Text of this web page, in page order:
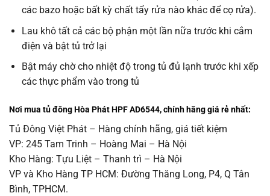
các bazo hoặc bất kỳ chất tẩy rửa nào khác để cọ rửa).
Lau khô tất cả các bộ phận một lần nữa trước khi cắm
điện và bật tủ trở lại
Bật máy chờ cho nhiệt độ trong tủ đủ lạnh trước khi xếp
các thực phẩm vào trong tủ
Nơi mua tủ đông Hòa Phát HPF AD6544, chính hãng giá rẻ nhất:
Tủ Đông Việt Phát – Hàng chính hãng, giá tiết kiệm
VP: 245 Tam Trinh – Hoàng Mai – Hà Nội
Kho Hàng: Tựu Liệt – Thanh trì – Hà Nội
VP và Kho Hàng TP HCM: Đường Thăng Long, P4, Q Tân
Bình, TPHCM.